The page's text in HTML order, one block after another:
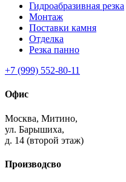
Гидроабразивная резка
Монтаж
Поставки камня
Отделка
Резка панно
+7 (999) 552-80-11
Офис
Москва, Митино,
ул. Барышиха,
д. 14 (второй этаж)
Производсво